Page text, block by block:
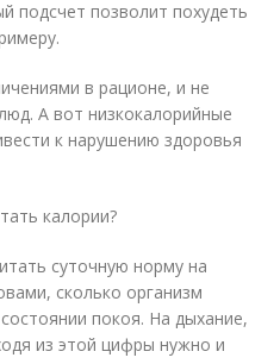
подсчет позволит похудеть
в рационе, и не
А вот низкокалорийные
к нарушению здоровья
калории?
суточную норму на
сколько организм
покоя. На дыхание,
из этой цифры нужно и